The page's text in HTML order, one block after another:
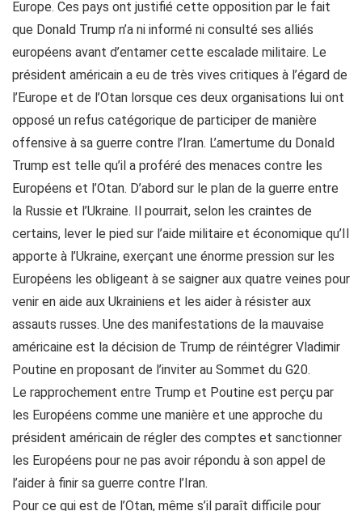
Europe. Ces pays ont justifié cette opposition par le fait
que Donald Trump n’a ni informé ni consulté ses alliés
européens avant d’entamer cette escalade militaire. Le
président américain a eu de très vives critiques à l’égard de
l’Europe et de l’Otan lorsque ces deux organisations lui ont
opposé un refus catégorique de participer de manière
offensive à sa guerre contre l’Iran. L’amertume du Donald
Trump est telle qu’il a proféré des menaces contre les
Européens et l’Otan. D’abord sur le plan de la guerre entre
la Russie et l’Ukraine. Il pourrait, selon les craintes de
certains, lever le pied sur l’aide militaire et économique qu’Il
apporte à l’Ukraine, exerçant une énorme pression sur les
Européens les obligeant à se saigner aux quatre veines pour
venir en aide aux Ukrainiens et les aider à résister aux
assauts russes. Une des manifestations de la mauvaise
américaine est la décision de Trump de réintégrer Vladimir
Poutine en proposant de l’inviter au Sommet du G20.
Le rapprochement entre Trump et Poutine est perçu par
les Européens comme une manière et une approche du
président américain de régler des comptes et sanctionner
les Européens pour ne pas avoir répondu à son appel de
l’aider à finir sa guerre contre l’Iran.
Pour ce qui est de l’Otan, même s’il paraît difficile pour